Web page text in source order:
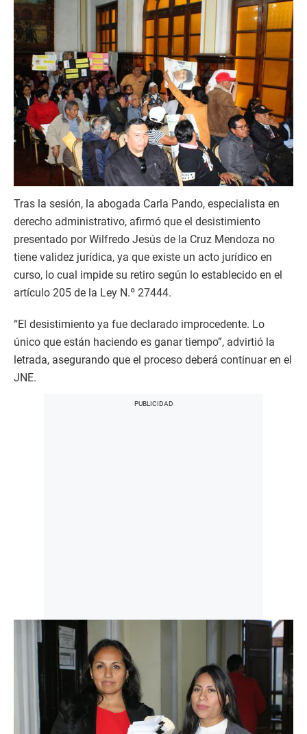
Tras la sesión, la abogada Carla Pando, especialista en
derecho administrativo, afirmó que el desistimiento
presentado por Wilfredo Jesús de la Cruz Mendoza no
tiene validez jurídica, ya que existe un acto jurídico en
curso, lo cual impide su retiro según lo establecido en el
artículo 205 de la Ley N.º 27444.
“El desistimiento ya fue declarado improcedente. Lo
único que están haciendo es ganar tiempo”, advirtió la
letrada, asegurando que el proceso deberá continuar en el
JNE.